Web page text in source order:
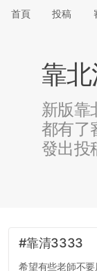
首頁 投稿
靠
新版靠
都有了
發出投
#靠清3333
希望有些老師不